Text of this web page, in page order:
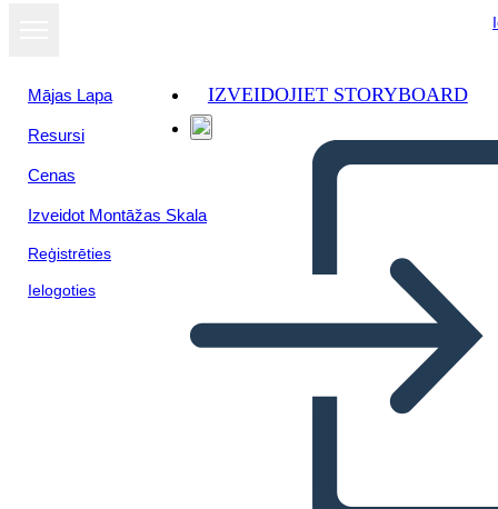
Mājas Lapa
Resursi
Cenas
Izveidot Montāžas Skala
Reģistrēties
Ielogoties
IZVEIDOJIET STORYBOARD